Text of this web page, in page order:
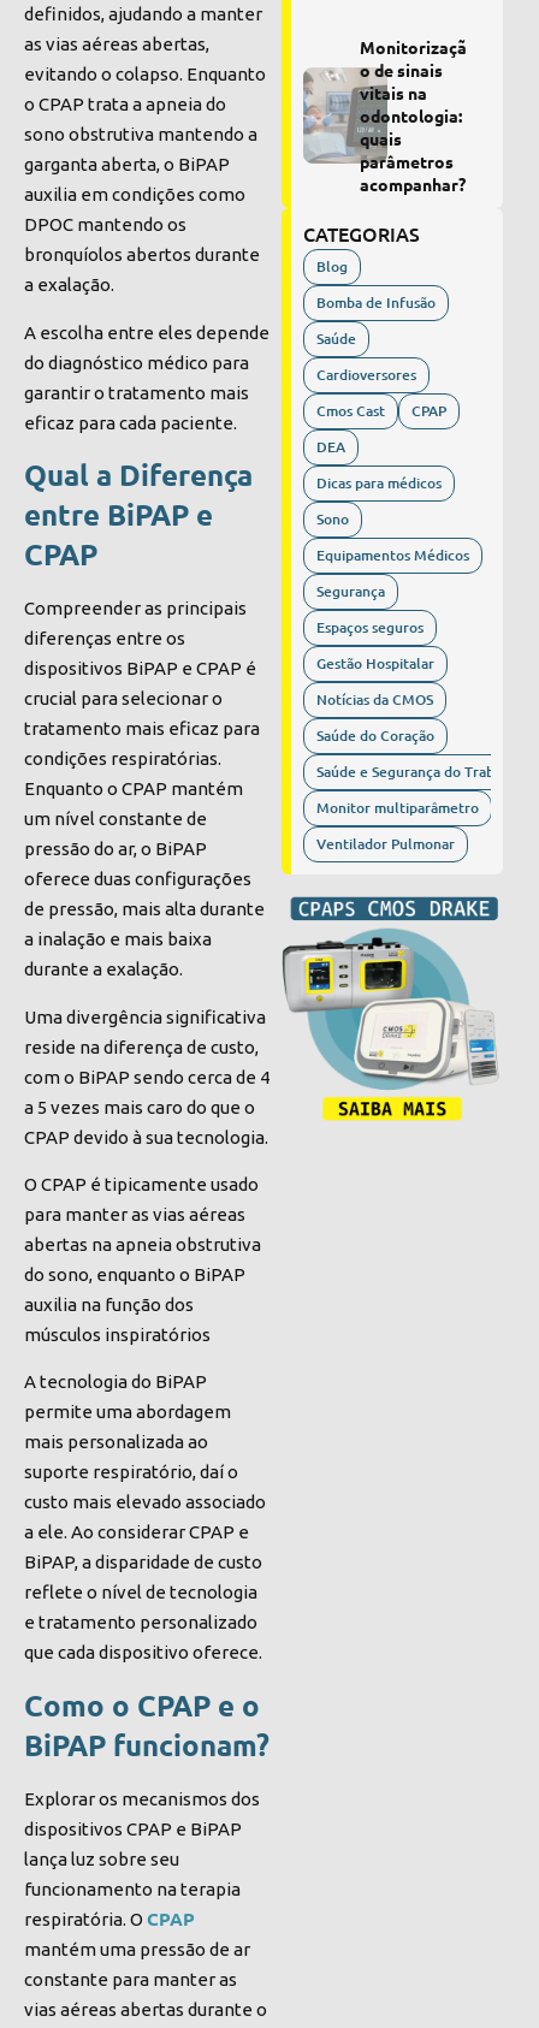
definidos, ajudando a manter
as vias aéreas abertas,
evitando o colapso. Enquanto
o CPAP trata a apneia do
sono obstrutiva mantendo a
garganta aberta, o BiPAP
auxilia em condições como
DPOC mantendo os
bronquíolos abertos durante
a exalação.
A escolha entre eles depende
do diagnóstico médico para
garantir o tratamento mais
eficaz para cada paciente.
Qual a Diferença
entre BiPAP e
CPAP
Compreender as principais
diferenças entre os
dispositivos BiPAP e CPAP é
crucial para selecionar o
tratamento mais eficaz para
condições respiratórias.
Enquanto o CPAP mantém
um nível constante de
pressão do ar, o BiPAP
oferece duas configurações
de pressão, mais alta durante
a inalação e mais baixa
durante a exalação.
Uma divergência significativa
reside na diferença de custo,
com o BiPAP sendo cerca de 4
a 5 vezes mais caro do que o
CPAP devido à sua tecnologia.
O CPAP é tipicamente usado
para manter as vias aéreas
abertas na apneia obstrutiva
do sono, enquanto o BiPAP
auxilia na função dos
músculos inspiratórios
A tecnologia do BiPAP
permite uma abordagem
mais personalizada ao
suporte respiratório, daí o
custo mais elevado associado
a ele. Ao considerar CPAP e
BiPAP, a disparidade de custo
reflete o nível de tecnologia
e tratamento personalizado
que cada dispositivo oferece.
Como o CPAP e o
BiPAP funcionam?
Explorar os mecanismos dos
dispositivos CPAP e BiPAP
lança luz sobre seu
funcionamento na terapia
respiratória. O CPAP
mantém uma pressão de ar
constante para manter as
vias aéreas abertas durante o
Monitorizaçã
o de sinais
vitais na
odontologia:
quais
parâmetros
acompanhar?
CATEGORIAS
Blog
Bomba de Infusão
Saúde
Cardioversores
Cmos Cast
CPAP
DEA
Dicas para médicos
Sono
Equipamentos Médicos
Segurança
Espaços seguros
Gestão Hospitalar
Notícias da CMOS
Saúde do Coração
Saúde e Segurança do Trabalho
Monitor multiparâmetro
Ventilador Pulmonar